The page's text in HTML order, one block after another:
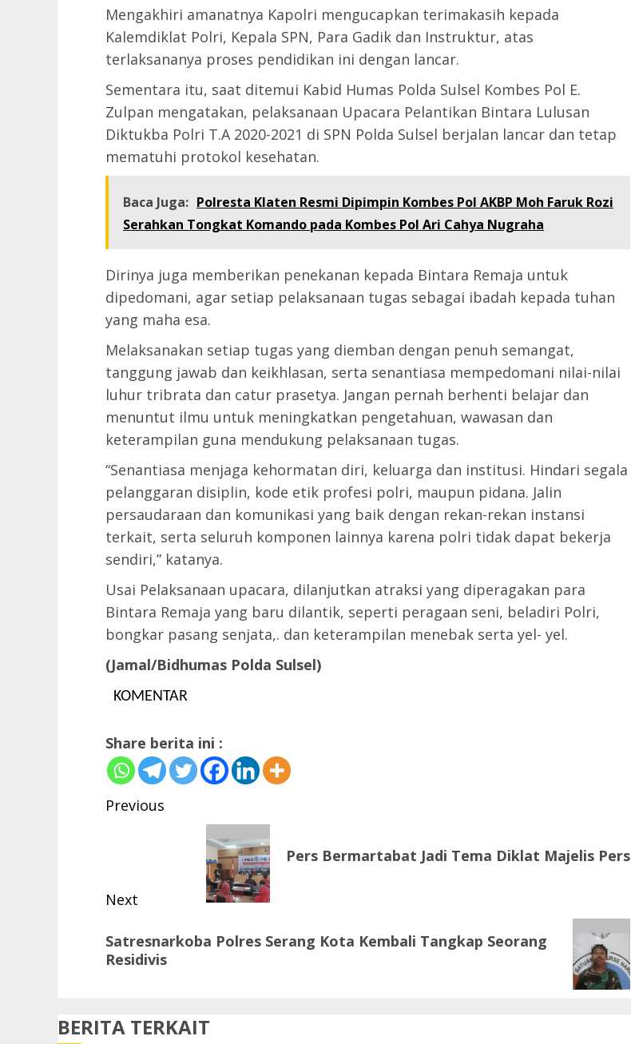
Mengakhiri amanatnya Kapolri mengucapkan terimakasih kepada
Kalemdiklat Polri, Kepala SPN, Para Gadik dan Instruktur, atas
terlaksananya proses pendidikan ini dengan lancar.
Sementara itu, saat ditemui Kabid Humas Polda Sulsel Kombes Pol E.
Zulpan mengatakan, pelaksanaan Upacara Pelantikan Bintara Lulusan
Diktukba Polri T.A 2020-2021 di SPN Polda Sulsel berjalan lancar dan tetap
mematuhi protokol kesehatan.
Baca Juga: Polresta Klaten Resmi Dipimpin Kombes Pol AKBP Moh Faruk Rozi
Serahkan Tongkat Komando pada Kombes Pol Ari Cahya Nugraha
Dirinya juga memberikan penekanan kepada Bintara Remaja untuk
dipedomani, agar setiap pelaksanaan tugas sebagai ibadah kepada tuhan
yang maha esa.
Melaksanakan setiap tugas yang diemban dengan penuh semangat,
tanggung jawab dan keikhlasan, serta senantiasa mempedomani nilai-nilai
luhur tribrata dan catur prasetya. Jangan pernah berhenti belajar dan
menuntut ilmu untuk meningkatkan pengetahuan, wawasan dan
keterampilan guna mendukung pelaksanaan tugas.
“Senantiasa menjaga kehormatan diri, keluarga dan institusi. Hindari segala
pelanggaran disiplin, kode etik profesi polri, maupun pidana. Jalin
persaudaraan dan komunikasi yang baik dengan rekan-rekan instansi
terkait, serta seluruh komponen lainnya karena polri tidak dapat bekerja
sendiri,” katanya.
Usai Pelaksanaan upacara, dilanjutkan atraksi yang diperagakan para
Bintara Remaja yang baru dilantik, seperti peragaan seni, beladiri Polri,
bongkar pasang senjata,. dan keterampilan menebak serta yel- yel.
(Jamal/Bidhumas Polda Sulsel)
KOMENTAR
Share berita ini :
Post
navigation
Previous
Pers Bermartabat Jadi Tema Diklat Majelis Pers
Next
post:
Satresnarkoba Polres Serang Kota Kembali Tangkap Seorang
Residivis
BERITA TERKAIT